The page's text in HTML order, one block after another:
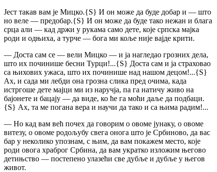
Јест такав вам је Мицко.{S} И он може да буде добар и — што
но веле — предобар.{S} И он може да буде тако нежан и блага
срца али — кад држи у рукама само дете, које српска мајка
роди и одњиха, а турче — бога ми коље није вајде крити.
— Доста сам се — вели Мицко — и ја нагледао грозних дела,
што их починише бесни Турци!...{S} Доста сам и ја страховао
са њихових ужаса, што их починише над нашом децом!...{S}
Ах, и сада ми лебди она грозна слика пред очима, када
истргоше дете мајци ми из наручја, па га натичу живо на
бајонете и бацају — да виде, ко ће га моћи даље да подбаци.
{S} Ах, та ме погана вера и научи да тако и са њима радим!...
— Но кад вам већ почех да говорим о овоме јунаку, о овоме
витезу, о овоме родољубу свега онога што је Србиново, да вас
бар у неколико упознам, с њим, да вам покажем место, које
роди овога храброг Србина, да вам укратко изложим његово
детињство — постепено улазећи све дубље и дубље у његов
живот.